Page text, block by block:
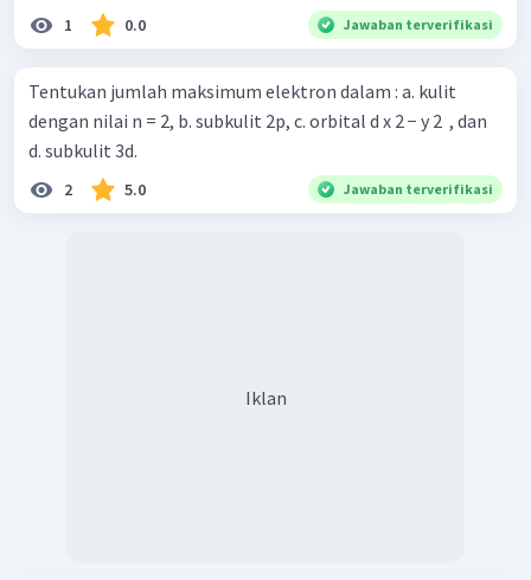
1 0.0 Jawaban terverifikasi
Tentukan jumlah maksimum elektron dalam : a. kulit
dengan nilai n = 2, b. subkulit 2p, c. orbital d x 2 − y 2 ​ , dan
d. subkulit 3d.
2 5.0 Jawaban terverifikasi
Iklan